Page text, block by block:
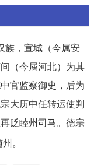
族，宣城（今属安
（今属河北）为其
官监察御史，后为
大历中任转运使判
贬睦州司马。德宗
。